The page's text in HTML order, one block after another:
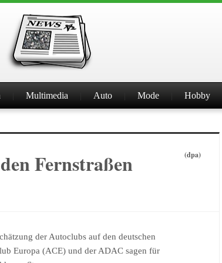
Multimedia Auto Mode Hobby
Fernstraßen
(dpa)
der Autoclubs auf den deutschen
Europa (ACE) und der ADAC sagen für